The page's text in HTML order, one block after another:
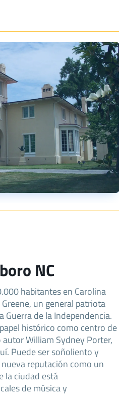
NC
habitantes en Carolina
un general patriota
de la Independencia.
histórico como centro de
William Sydney Porter,
Puede ser soñoliento y
reputación como un
la ciudad está
de música y